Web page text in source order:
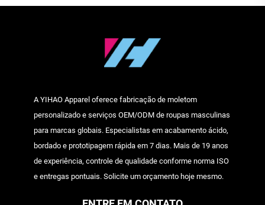
A YIHAO Apparel oferece fabricação de moletom
personalizado e serviços OEM/ODM de roupas masculinas
para marcas globais. Especialistas em acabamento ácido,
bordado e prototipagem rápida em 7 dias. Mais de 19 anos
de experiência, controle de qualidade conforme norma ISO
e entregas pontuais. Solicite um orçamento hoje mesmo.